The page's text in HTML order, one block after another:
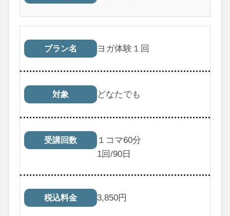
プラン名 ヨガ体験１回
対象 どなたでも
受講回数
１コマ60分
1回/90日
税込料金 3,850円